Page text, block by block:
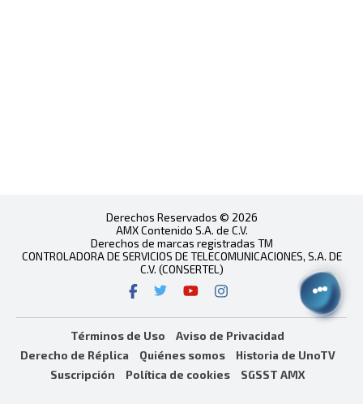
Derechos Reservados © 2026
AMX Contenido S.A. de C.V.
Derechos de marcas registradas TM
CONTROLADORA DE SERVICIOS DE TELECOMUNICACIONES, S.A. DE
C.V. (CONSERTEL)
Términos de Uso
Aviso de Privacidad
Derecho de Réplica
Quiénes somos
Historia de UnoTV
Suscripción
Política de cookies SGSST AMX